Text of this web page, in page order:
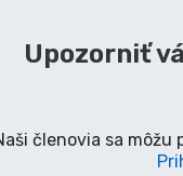
Upozorniť
členovia sa